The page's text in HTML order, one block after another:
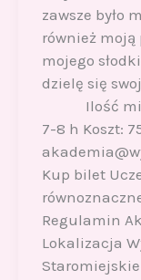
zawsze było
również moją
mojego
dzielę się
Ilość
7-8 h Koszt:
Kup bilet
Regulamin
Lokalizacja